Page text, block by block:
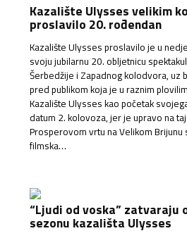
Kazalište Ulysses velikim
proslavilo 20. rođendan
Kazalište Ulysses proslavilo je u
svoju jubilarnu 20. obljetnicu
Šerbedžije i Zapadnog kolodvora, uz
pred publikom koja je u raznim
Kazalište Ulysses kao početak
datum 2. kolovoza, jer je upravo na
Prosperovom vrtu na Velikom Brijunu
filmska…
“Ljudi od voska” zatvaraju
sezonu kazališta Ulysses